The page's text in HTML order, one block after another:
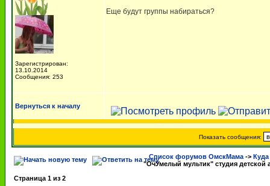
Зарегистрирован:
13.10.2014
Сообщения: 253
Еще будут группы набираться?
Вернуться к началу
Показать сообщения:
Список форумов ОмскМама -> Куда
"ОчУмелый мультик" студия детской
Страница 1 из 2